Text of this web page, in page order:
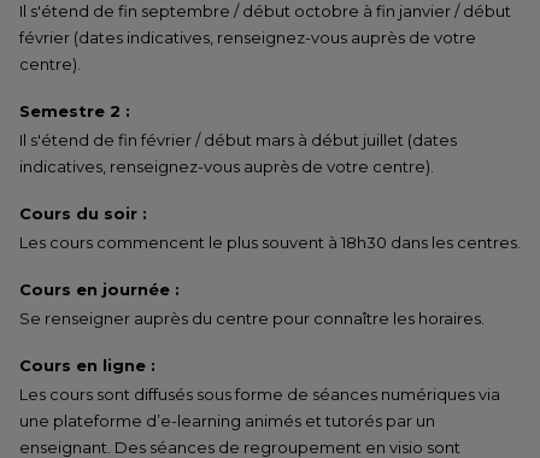
Il s'étend de fin septembre / début octobre à fin janvier / début
février (dates indicatives, renseignez-vous auprès de votre
centre).
Semestre 2 :
Il s'étend de fin février / début mars à début juillet (dates
indicatives, renseignez-vous auprès de votre centre).
Cours du soir :
Les cours commencent le plus souvent à 18h30 dans les centres.
Cours en journée :
Se renseigner auprès du centre pour connaître les horaires.
Cours en ligne :
Les cours sont diffusés sous forme de séances numériques via
une plateforme d’e-learning animés et tutorés par un
enseignant. Des séances de regroupement en visio sont